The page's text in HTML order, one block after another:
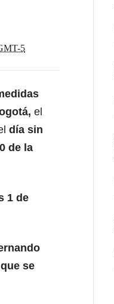
5
el
día sin
de la
1 de
se